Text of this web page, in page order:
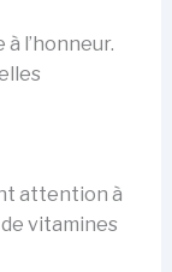
l’honneur.
attention à
vitamines